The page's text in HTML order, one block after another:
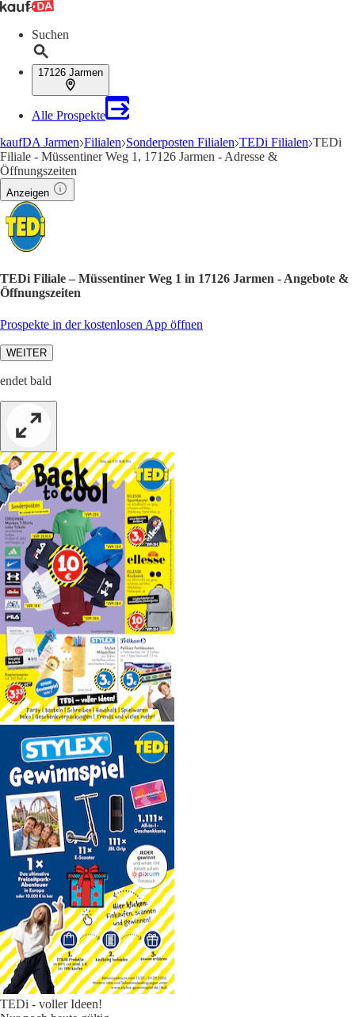
Suchen
17126 Jarmen
Alle Prospekte
kaufDA Jarmen Filialen Sonderposten Filialen TEDi Filialen TEDi
Filiale - Müssentiner Weg 1, 17126 Jarmen - Adresse &
Öffnungszeiten
Anzeigen
TEDi Filiale – Müssentiner Weg 1 in 17126 Jarmen - Angebote &
Öffnungszeiten
Prospekte in der kostenlosen App öffnen
WEITER
endet bald
TEDi - voller Ideen!